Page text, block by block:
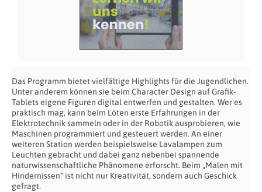
Das Programm bietet vielfältige Highlights für die Jugendlichen.
Unter anderem können sie beim Character Design auf Grafik-
Tablets eigene Figuren digital entwerfen und gestalten. Wer es
praktisch mag, kann beim Löten erste Erfahrungen in der
Elektrotechnik sammeln oder in der Robotik ausprobieren, wie
Maschinen programmiert und gesteuert werden. An einer
weiteren Station werden beispielsweise Lavalampen zum
Leuchten gebracht und dabei ganz nebenbei spannende
naturwissenschaftliche Phänomene erforscht. Beim „Malen mit
Hindernissen“ ist nicht nur Kreativität, sondern auch Geschick
gefragt.